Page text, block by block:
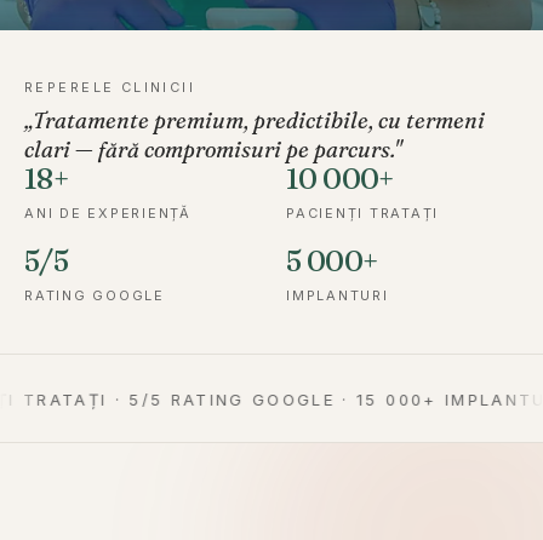
REPERELE CLINICII
„Tratamente premium, predictibile, cu termeni
clari — fără compromisuri pe parcurs."
18+
ANI DE EXPERIENȚĂ
10 000+
PACIENȚI TRATAȚI
5/5
RATING GOOGLE
5 000+
IMPLANTURI
· 15 000+ IMPLANTURI · PLAN DE TRATAMENT